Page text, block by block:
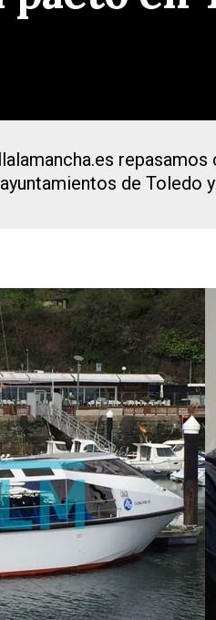
para cerrar
de Toledo